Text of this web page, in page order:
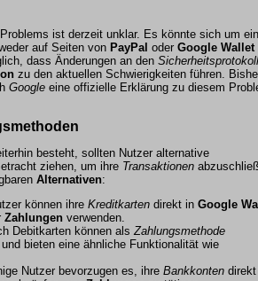
ist derzeit unklar. Es könnte sich um ein
auf Seiten von PayPal oder Google Wallet
dass Änderungen an den
zu den aktuellen Schwierigkeiten führen.
Google eine offizielle Erklärung zu diesem
besteht, sollten Nutzer alternative
ziehen, um ihre Transaktionen
Alternativen:
können ihre Kreditkarten direkt in Google
Zahlungen verwenden.
Debitkarten können als Zahlungsmethode
bieten eine ähnliche Funktionalität wie
Nutzer bevorzugen es, ihre Bankkonten